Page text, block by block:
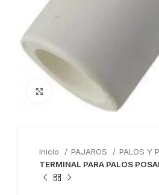
Haga clic para ampliar
Inicio PAJAROS
PALOS Y
TERMINAL PARA PALOS